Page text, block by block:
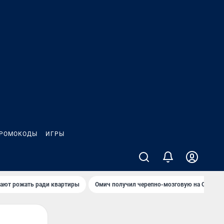
ИГРЫ
рожать ради квартиры Омич получил черепно-мозговую на ОНПЗ